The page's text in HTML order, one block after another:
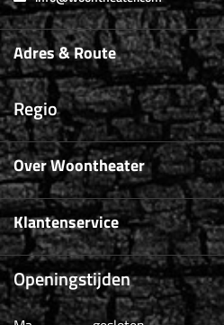
Adres & Route
Regio
Over Woontheater
Klantenservice
Openingstijden